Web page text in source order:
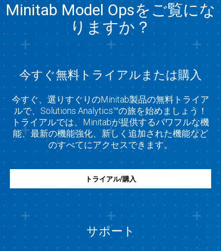
Minitab Model Opsをご覧にな
りますか？
今すぐ無料トライアルまたは購入
今すぐ、選りすぐりのMinitab製品の無料トライア
ルで、Solutions Analytics™の旅を始めましょう！
トライアルでは、Minitabが提供するパワフルな機
能、最新の機能強化、新しく追加された機能など
のすべてにアクセスできます。
トライアル/購入
サポート